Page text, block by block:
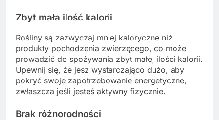
Zbyt mała ilość kalorii
Rośliny są zazwyczaj mniej kaloryczne niż
produkty pochodzenia zwierzęcego, co może
prowadzić do spożywania zbyt małej ilości kalorii.
Upewnij się, że jesz wystarczająco dużo, aby
pokryć swoje zapotrzebowanie energetyczne,
zwłaszcza jeśli jesteś aktywny fizycznie.
Brak różnorodności